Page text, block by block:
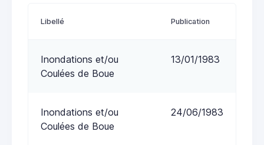
Libellé Publication
Inondations et/ou
Coulées de Boue
13/01/1983
Inondations et/ou
Coulées de Boue
24/06/1983